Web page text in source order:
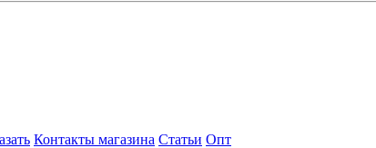
Контакты магазина Статьи Опт